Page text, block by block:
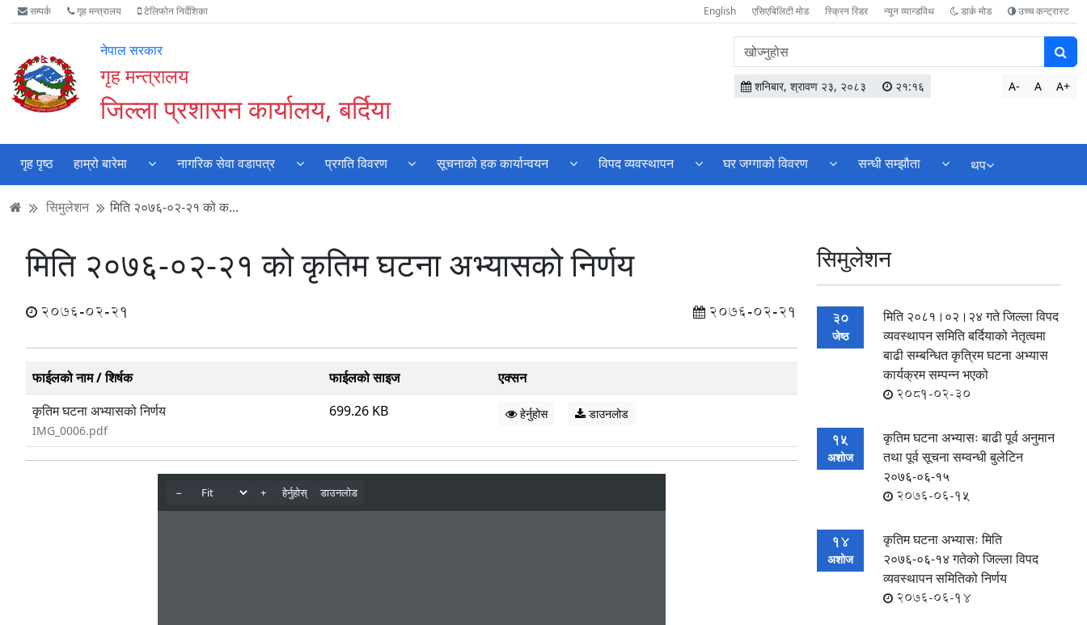
Accessibility
Mode
गर्नुहोस्
मुख्य
सामाग्री
मुख्य
नेभिगेसन
वेबसाइट
खोजमा
सम्पर्क गृह मन्त्रालय टेलिफोन निर्देशिका English एसिएबिलिटी मोड स्क्रिन रिडर न्यून व्यान्डविथ डार्क मोड उच्च कन्ट्रास्ट
नेपाल सरकार
गृह मन्त्रालय
जिल्ला प्रशासन कार्यालय, बर्दिया
वेबसाइटमा
सामग्री
खोज्नुहोस
शनिबार, श्रावण २३, २०८३ २१:१६ A- A A+
गृह पृष्ठ हाम्रो बारेमा नागरिक सेवा वडापत्र प्रगति विवरण सूचनाको हक कार्यान्वयन विपद व्यवस्थापन घर जग्गाको विवरण सन्धी सम्झौता थप
सिमुलेशन मिति २०७६-०२-२१ को क...
मिति २०७६-०२-२१ को कृतिम घटना अभ्यासको निर्णय
2076-02-21 2076-02-21
फाईलको नाम / शिर्षक फाईलको साइज
एक्सन
कृतिम घटना अभ्यासको निर्णय
IMG_0006.pdf
699.26 KB हेर्नुहोस डाउनलोड
सिमुलेशन
30
जेष्ठ
मिति २०८१।०२।२४ गते जिल्ला विपद
व्यवस्थापन समिति बर्दियाको नेतृत्वमा
बाढी सम्बन्धित कृत्रिम घटना अभ्यास
कार्यक्रम सम्पन्न भएको
2081-02-30
15
अशोज
कृतिम घटना अभ्यासः बाढी पूर्व अनुमान
तथा पूर्व सूचना सम्वन्धी बुलेटिन
२०७६-०६-१५
2076-06-15
14
अशोज
कृतिम घटना अभ्यासः मिति
२०७६-०६-१४ गतेको जिल्ला विपद
व्यवस्थापन समितिको निर्णय
2076-06-14